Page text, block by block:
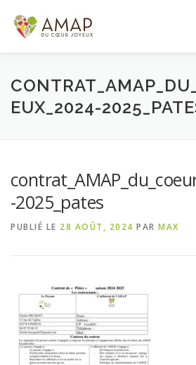
contenu
ACCUEIL L’AMAP LES
PANIER DE LA SEMAINE
EUX_2024-
-2025_pates
PUBLIÉ LE 28 AOÛT, 2024 PAR MAX